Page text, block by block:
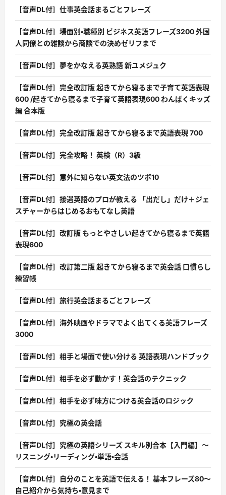
［音声DL付］仕事英会話まるごとフレーズ
［音声DL付］場面別・職種別 ビジネス英語フレーズ3200 外国
人同僚との雑談から商談での決めゼリフまで
［音声DL付］夢をかなえる英熟語 新ユメジュク
［音声DL付］完全改訂版 起きてから寝るまで子育て英語表現
600 /起きてから寝るまで子育て英語表現600 わんぱくキッズ
編 合本版
［音声DL付］完全改訂版 起きてから寝るまで英語表現 700
［音声DL付］完全攻略！ 英検（R）3級
［音声DL付］意外に知らない英文法のツボ10
［音声DL付］接遇英語のプロが教える 「出だし」だけ＋ジェ
スチャーからはじめるおもてなし英語
［音声DL付］改訂版 もっとやさしい起きてから寝るまで英語
表現600
［音声DL付］改訂第二版 起きてから寝るまで英会話 口慣らし
練習帳
［音声DL付］旅行英会話まるごとフレーズ
［音声DL付］海外映画やドラマでよく出てくる英語フレーズ
3000
［音声DL付］相手と場面で使い分ける 英語表現ハンドブック
［音声DL付］相手を必ず動かす！英会話のテクニック
［音声DL付］相手を必ず味方につける英会話のロジック
［音声DL付］究極の英会話
［音声DL付］究極の英語シリーズ スキル別合本【入門編】〜
リスニング・リーディング・単語・会話
［音声DL付］自分のことを英語で伝える！ 基本フレーズ80〜
自己紹介から気持ち・意見まで